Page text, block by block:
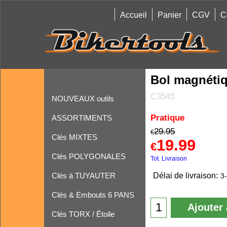
Accueil Panier CGV
NOUVEAUX outils
ASSORTIMENTS
Clés MIXTES
Clés POLYGONALES
Clés à TUYAUTER
Clés & Embouts 6 PANS
Clés TORX / Étoile
Bol
C3545
Pratique
€29.95
€19.99
Tot. Livraison
Délai de livraison:
Ajouter